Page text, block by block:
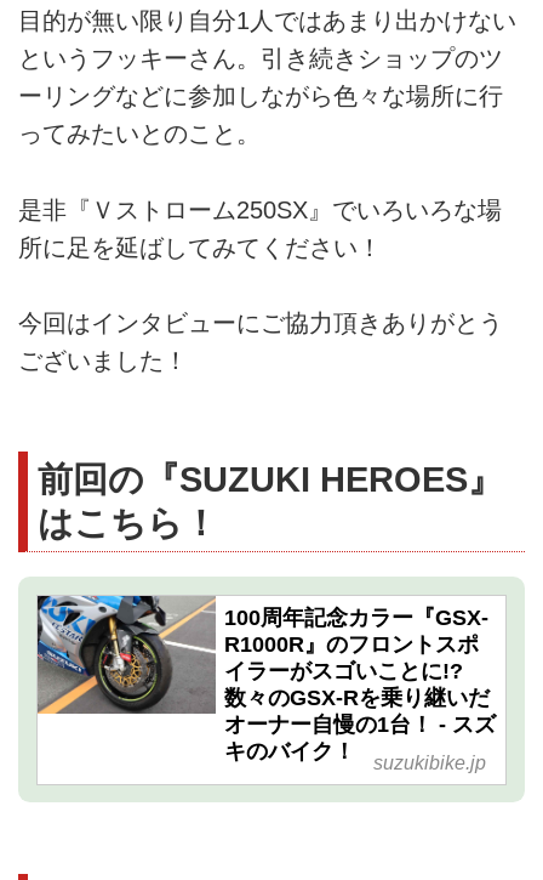
目的が無い限り自分1人ではあまり出かけない
というフッキーさん。引き続きショップのツ
ーリングなどに参加しながら色々な場所に行
ってみたいとのこと。
是非『Ｖストローム250SX』でいろいろな場
所に足を延ばしてみてください！
今回はインタビューにご協力頂きありがとう
ございました！
前回の『SUZUKI HEROES』
はこちら！
100周年記念カラー『GSX-
R1000R』のフロントスポ
イラーがスゴいことに!?
数々のGSX-Rを乗り継いだ
オーナー自慢の1台！ - スズ
キのバイク！
suzukibike.jp